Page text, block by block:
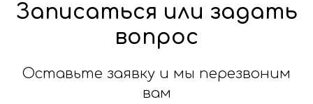
Записаться или задать
вопрос
Оставьте заявку и мы перезвоним
вам